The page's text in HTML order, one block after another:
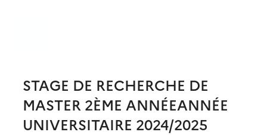
STAGE DE RECHERCHE DE
MASTER 2ÈME ANNÉEANNÉE
UNIVERSITAIRE 2024/2025